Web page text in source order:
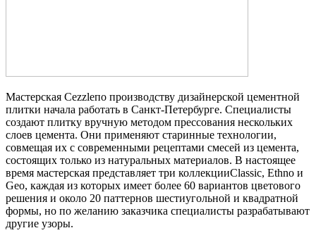
Мастерская Cezzleпо производству дизайнерской цементной
плитки начала работать в Санкт-Петербурге. Специалисты
создают плитку вручную методом прессования нескольких
слоев цемента. Они применяют старинные технологии,
совмещая их с современными рецептами смесей из цемента,
состоящих только из натуральных материалов. В настоящее
время мастерская представляет три коллекцииClassic, Ethno и
Geo, каждая из которых имеет более 60 вариантов цветового
решения и около 20 паттернов шестиугольной и квадратной
формы, но по желанию заказчика специалисты разрабатывают
другие узоры.